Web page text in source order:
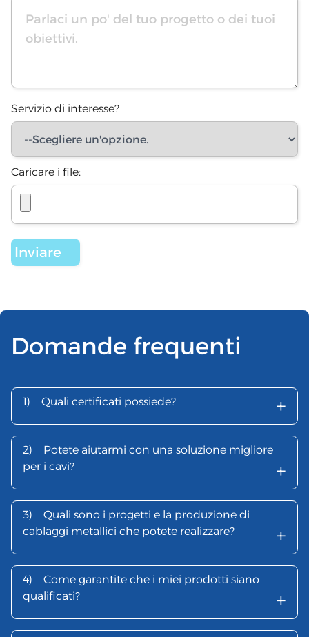
Servizio di interesse?
Caricare i file:
Domande frequenti
1) Quali certificati possiede? +
2)
Potete aiutarmi con una soluzione migliore
per i cavi?
+
3)
Quali sono i progetti e la produzione di
cablaggi metallici che potete realizzare?
+
4)
Come garantite che i miei prodotti siano
qualificati?
+